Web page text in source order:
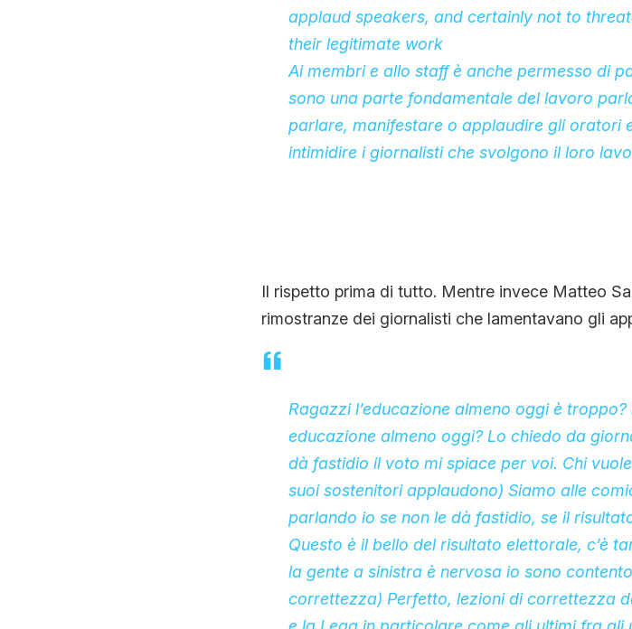
applaud speakers, and certainly not to
their legitimate work
Ai membri e allo staff è anche permesso di
sono una parte fondamentale del lavoro
parlare, manifestare o applaudire gli oratori
intimidire i giornalisti che svolgono il loro
Il rispetto prima di tutto. Mentre invece Matteo
rimostranze dei giornalisti che lamentavano gli
Ragazzi l’educazione almeno oggi è
educazione almeno oggi? Lo chiedo da
dà fastidio il voto mi spiace per voi. Chi
suoi sostenitori applaudono) Siamo alle
parlando io se non le dà fastidio, se il
Questo è il bello del risultato elettorale, c’è
la gente a sinistra è nervosa io sono
correttezza) Perfetto, lezioni di correttezza